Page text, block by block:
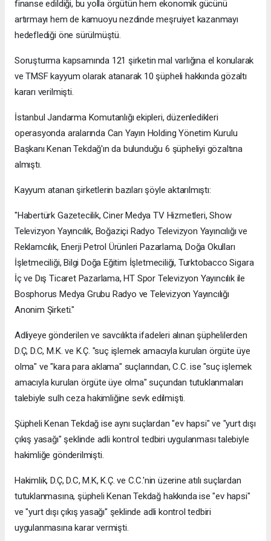
finanse edildiği, bu yolla örgütün hem ekonomik gücünü
artırmayı hem de kamuoyu nezdinde meşruiyet kazanmayı
hedeflediği öne sürülmüştü.
Soruşturma kapsamında 121 şirketin mal varlığına el konularak
ve TMSF kayyum olarak atanarak 10 şüpheli hakkında gözaltı
kararı verilmişti.
İstanbul Jandarma Komutanlığı ekipleri, düzenledikleri
operasyonda aralarında Can Yayın Holding Yönetim Kurulu
Başkanı Kenan Tekdağ'ın da bulunduğu 6 şüpheliyi gözaltına
almıştı.
Kayyum atanan şirketlerin bazıları şöyle aktarılmıştı:
"Habertürk Gazetecilik, Ciner Medya TV Hizmetleri, Show
Televizyon Yayıncılık, Boğaziçi Radyo Televizyon Yayıncılığı ve
Reklamcılık, Enerji Petrol Ürünleri Pazarlama, Doğa Okulları
İşletmeciliği, Bilgi Doğa Eğitim İşletmeciliği, Turktobacco Sigara
İç ve Dış Ticaret Pazarlama, HT Spor Televizyon Yayıncılık ile
Bosphorus Medya Grubu Radyo ve Televizyon Yayıncılığı
Anonim Şirketi."
Adliyeye gönderilen ve savcılıkta ifadeleri alınan şüphelilerden
D.Ç, D.C, M.K. ve K.Ç. "suç işlemek amacıyla kurulan örgüte üye
olma" ve "kara para aklama" suçlarından, C.C. ise "suç işlemek
amacıyla kurulan örgüte üye olma" suçundan tutuklanmaları
talebiyle sulh ceza hakimliğine sevk edilmişti.
Şüpheli Kenan Tekdağ ise aynı suçlardan "ev hapsi" ve "yurt dışı
çıkış yasağı" şeklinde adli kontrol tedbiri uygulanması talebiyle
hakimliğe gönderilmişti.
Hakimlik, D.Ç, D.C, M.K, K.Ç. ve C.C.'nin üzerine atılı suçlardan
tutuklanmasına, şüpheli Kenan Tekdağ hakkında ise "ev hapsi"
ve "yurt dışı çıkış yasağı" şeklinde adli kontrol tedbiri
uygulanmasına karar vermişti.